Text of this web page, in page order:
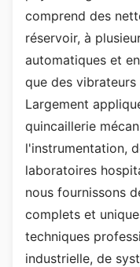
comprend des
réservoir, à
automatiques et
que des vibrateurs
Largement
quincaillerie
l'instrumentation,
laboratoires
nous fournissons
complets et
techniques
industrielle, de